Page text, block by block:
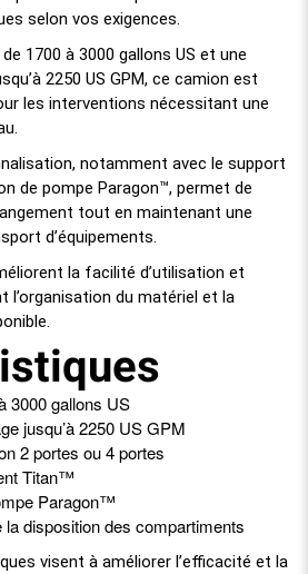
selon vos exigences.
1700 à 3000 gallons US et une
2250 US GPM, ce camion est
les interventions nécessitant une
notamment avec le support
de pompe Paragon™, permet de
tout en maintenant une
d’équipements.
la facilité d’utilisation et
l’organisation du matériel et la
3000 gallons US
jusqu’à 2250 US GPM
2 portes ou 4 portes
Titan™
Paragon™
la disposition des compartiments
visent à améliorer l’efficacité et la